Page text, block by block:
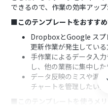
できるので、作業の効率アップ
■このテンプレートをおすす
DropboxとGoogle スプ
更新作業が発生してい
手作業によるデータ入
し、他の業務に集中し
データ反映のミスや漏
チャートを管理したい方
■このテンプレートを使うメリ